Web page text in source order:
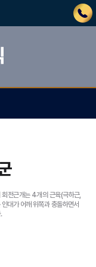
회전근개는 4개의 근육(극하근,
대가 어깨 위쪽과 충돌하면서